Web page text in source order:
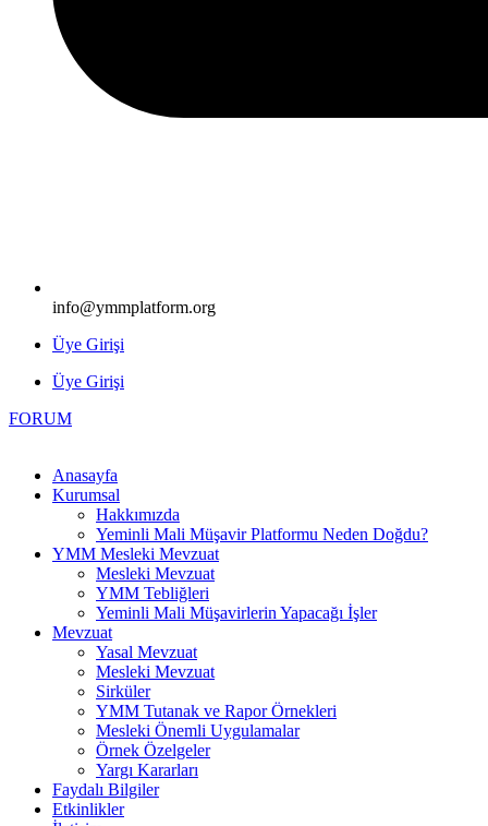
info@ymmplatform.org
Üye Girişi
Üye Girişi
FORUM
Anasayfa
Kurumsal
Hakkımızda
Yeminli Mali Müşavir Platformu Neden Doğdu?
YMM Mesleki Mevzuat
Mesleki Mevzuat
YMM Tebliğleri
Yeminli Mali Müşavirlerin Yapacağı İşler
Mevzuat
Yasal Mevzuat
Mesleki Mevzuat
Sirküler
YMM Tutanak ve Rapor Örnekleri
Mesleki Önemli Uygulamalar
Örnek Özelgeler
Yargı Kararları
Faydalı Bilgiler
Etkinlikler